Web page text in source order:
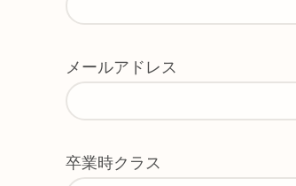
メールアドレス
卒業時クラス